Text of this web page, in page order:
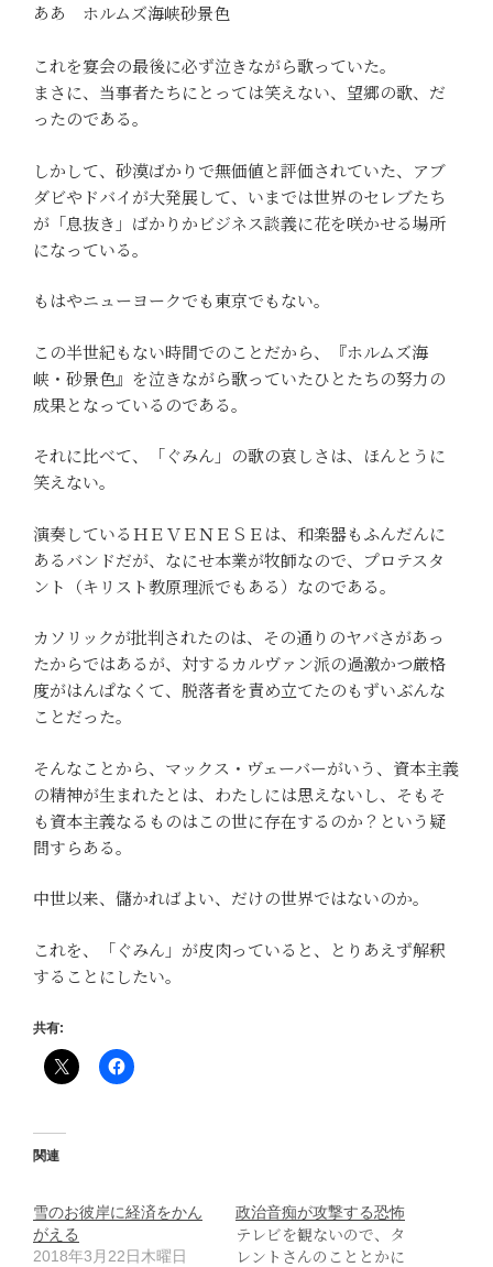
ああ ホルムズ海峡砂景色
これを宴会の最後に必ず泣きながら歌っていた。
まさに、当事者たちにとっては笑えない、望郷の歌、だ
ったのである。
しかして、砂漠ばかりで無価値と評価されていた、アブ
ダビやドバイが大発展して、いまでは世界のセレブたち
が「息抜き」ばかりかビジネス談義に花を咲かせる場所
になっている。
もはやニューヨークでも東京でもない。
この半世紀もない時間でのことだから、『ホルムズ海
峡・砂景色』を泣きながら歌っていたひとたちの努力の
成果となっているのである。
それに比べて、「ぐみん」の歌の哀しさは、ほんとうに
笑えない。
演奏しているＨＥＶＥＮＥＳＥは、和楽器もふんだんに
あるバンドだが、なにせ本業が牧師なので、プロテスタ
ント（キリスト教原理派でもある）なのである。
カソリックが批判されたのは、その通りのヤバさがあっ
たからではあるが、対するカルヴァン派の過激かつ厳格
度がはんぱなくて、脱落者を責め立てたのもずいぶんな
ことだった。
そんなことから、マックス・ヴェーバーがいう、資本主義
の精神が生まれたとは、わたしには思えないし、そもそ
も資本主義なるものはこの世に存在するのか？という疑
問すらある。
中世以来、儲かればよい、だけの世界ではないのか。
これを、「ぐみん」が皮肉っていると、とりあえず解釈
することにしたい。
共有:
関連
雪のお彼岸に経済をかん
がえる
2018年3月22日木曜日
政治音痴が攻撃する恐怖
テレビを観ないので、タ
レントさんのこととかに